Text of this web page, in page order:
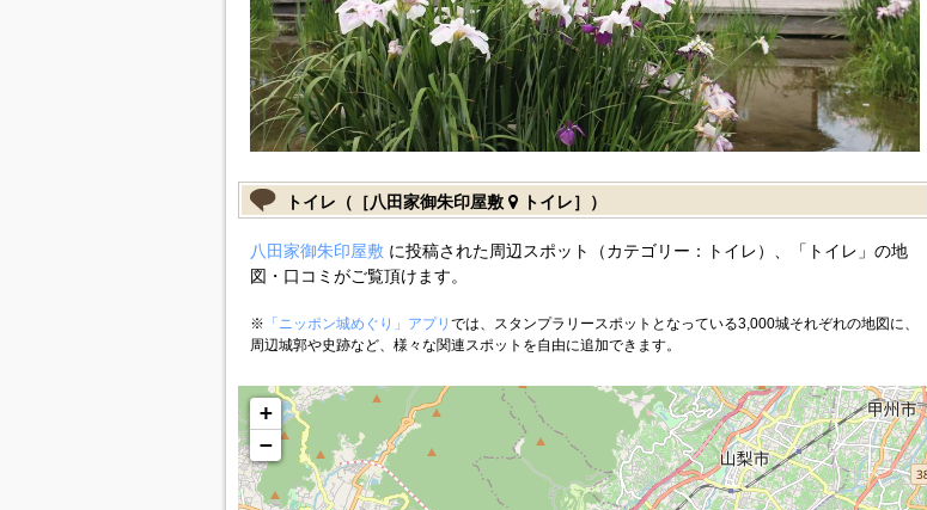
トイレ（［八田家御朱印屋敷 トイレ］）
八田家御朱印屋敷 に投稿された周辺スポット（カテゴリー：トイレ）、「トイレ」の地
図・口コミがご覧頂けます。
※ 「ニッポン城めぐり」アプリ では、スタンプラリースポットとなっている3,000城それぞれの地図に、
周辺城郭や史跡など、様々な関連スポットを自由に追加できます。
+
−